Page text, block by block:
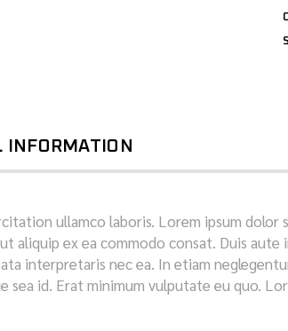
INFORMATION
ullamco laboris. Lorem ipsum
aliquip ex ea commodo consat. Duis
interpretaris nec ea. In etiam
id. Erat minimum vulputate eu quo.